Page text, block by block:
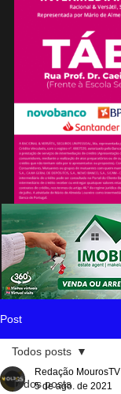
Post
Todos posts
Todos posts
Redação MourosTV
5 de ago. de 2021